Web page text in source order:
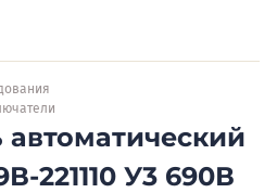
221110 У3 690В